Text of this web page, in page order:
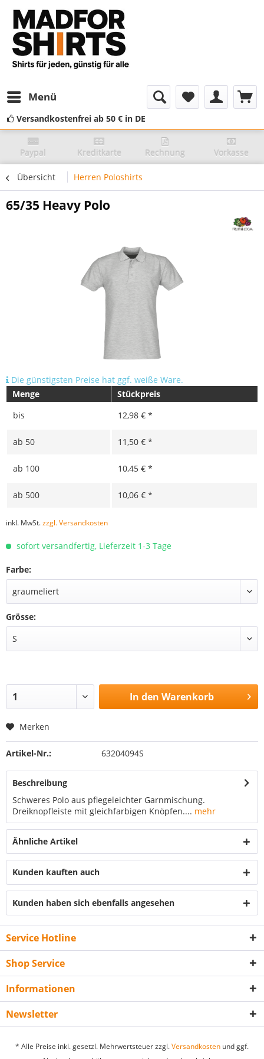
Menü
Versandkostenfrei ab 50 € in DE
Paypal Kreditkarte Rechnung Vorkasse
Übersicht Herren Poloshirts
65/35 Heavy Polo
Die günstigsten Preise hat ggf. weiße Ware.
Menge
Stückpreis
bis
12,98 € *
ab 50 11,50 € *
ab 100 10,45 € *
ab 500 10,06 € *
inkl. MwSt.zzgl. Versandkosten
sofort versandfertig, Lieferzeit 1-3 Tage
Farbe:
Grösse:
In den Warenkorb
Merken
Artikel-Nr.: 63204094S
Beschreibung
Schweres Polo aus pflegeleichter Garnmischung.
Dreiknopfleiste mit gleichfarbigen Knöpfen.... mehr
Ähnliche Artikel
Kunden kauften auch
Kunden haben sich ebenfalls angesehen
Service Hotline
Shop Service
Informationen
Newsletter
* Alle Preise inkl. gesetzl. Mehrwertsteuer zzgl.Versandkosten und ggf.